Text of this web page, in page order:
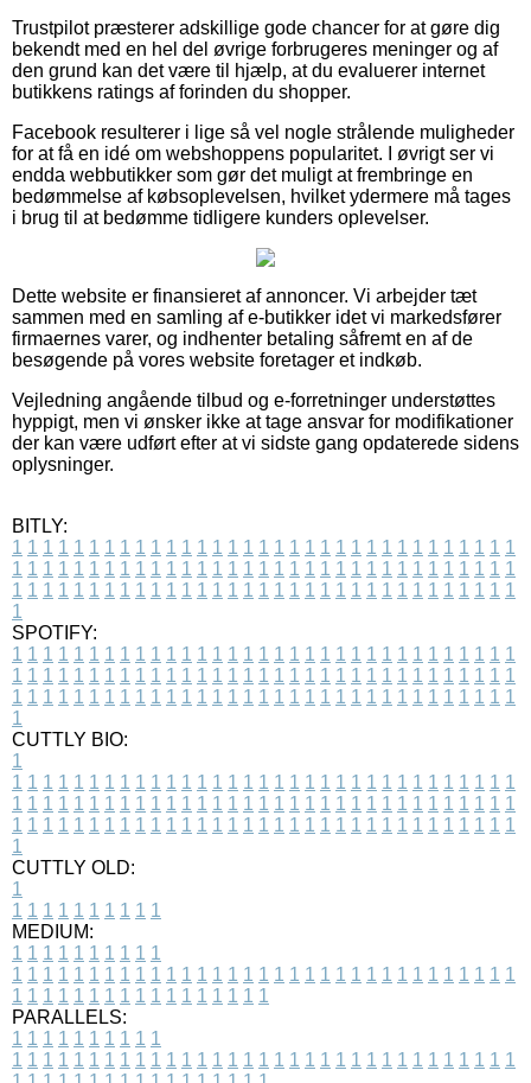
Trustpilot præsterer adskillige gode chancer for at gøre dig
bekendt med en hel del øvrige forbrugeres meninger og af
den grund kan det være til hjælp, at du evaluerer internet
butikkens ratings af forinden du shopper.
Facebook resulterer i lige så vel nogle strålende muligheder
for at få en idé om webshoppens popularitet. I øvrigt ser vi
endda webbutikker som gør det muligt at frembringe en
bedømmelse af købsoplevelsen, hvilket ydermere må tages
i brug til at bedømme tidligere kunders oplevelser.
Dette website er finansieret af annoncer. Vi arbejder tæt
sammen med en samling af e-butikker idet vi markedsfører
firmaernes varer, og indhenter betaling såfremt en af de
besøgende på vores website foretager et indkøb.
Vejledning angående tilbud og e-forretninger understøttes
hyppigt, men vi ønsker ikke at tage ansvar for modifikationer
der kan være udført efter at vi sidste gang opdaterede sidens
oplysninger.
BITLY:
1 1 1 1 1 1 1 1 1 1 1 1 1 1 1 1 1 1 1 1 1 1 1 1 1 1 1 1 1 1 1 1 1
1 1 1 1 1 1 1 1 1 1 1 1 1 1 1 1 1 1 1 1 1 1 1 1 1 1 1 1 1 1 1 1 1
1 1 1 1 1 1 1 1 1 1 1 1 1 1 1 1 1 1 1 1 1 1 1 1 1 1 1 1 1 1 1 1 1
1
SPOTIFY:
1 1 1 1 1 1 1 1 1 1 1 1 1 1 1 1 1 1 1 1 1 1 1 1 1 1 1 1 1 1 1 1 1
1 1 1 1 1 1 1 1 1 1 1 1 1 1 1 1 1 1 1 1 1 1 1 1 1 1 1 1 1 1 1 1 1
1 1 1 1 1 1 1 1 1 1 1 1 1 1 1 1 1 1 1 1 1 1 1 1 1 1 1 1 1 1 1 1 1
1
CUTTLY BIO:
1
1 1 1 1 1 1 1 1 1 1 1 1 1 1 1 1 1 1 1 1 1 1 1 1 1 1 1 1 1 1 1 1 1
1 1 1 1 1 1 1 1 1 1 1 1 1 1 1 1 1 1 1 1 1 1 1 1 1 1 1 1 1 1 1 1 1
1 1 1 1 1 1 1 1 1 1 1 1 1 1 1 1 1 1 1 1 1 1 1 1 1 1 1 1 1 1 1 1 1
1
CUTTLY OLD:
1
1 1 1 1 1 1 1 1 1 1
MEDIUM:
1 1 1 1 1 1 1 1 1 1
1 1 1 1 1 1 1 1 1 1 1 1 1 1 1 1 1 1 1 1 1 1 1 1 1 1 1 1 1 1 1 1 1
1 1 1 1 1 1 1 1 1 1 1 1 1 1 1 1 1
PARALLELS:
1 1 1 1 1 1 1 1 1 1
1 1 1 1 1 1 1 1 1 1 1 1 1 1 1 1 1 1 1 1 1 1 1 1 1 1 1 1 1 1 1 1 1